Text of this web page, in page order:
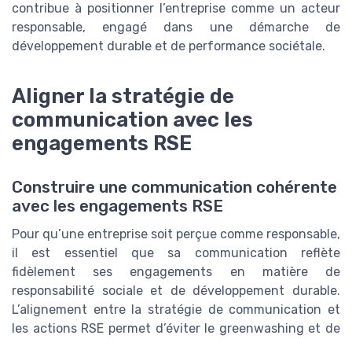
contribue à positionner l’entreprise comme un acteur
responsable, engagé dans une démarche de
développement durable et de performance sociétale.
Aligner la stratégie de
communication avec les
engagements RSE
Construire une communication cohérente
avec les engagements RSE
Pour qu’une entreprise soit perçue comme responsable,
il est essentiel que sa communication reflète
fidèlement ses engagements en matière de
responsabilité sociale et de développement durable.
L’alignement entre la stratégie de communication et
les actions RSE permet d’éviter le greenwashing et de